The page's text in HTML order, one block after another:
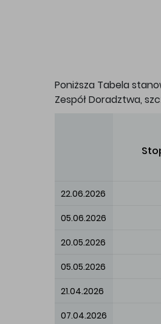
Poniższa Tabela
Zespół Doradztwa,
22.06.2026
05.06.2026
20.05.2026
05.05.2026
21.04.2026
07.04.2026